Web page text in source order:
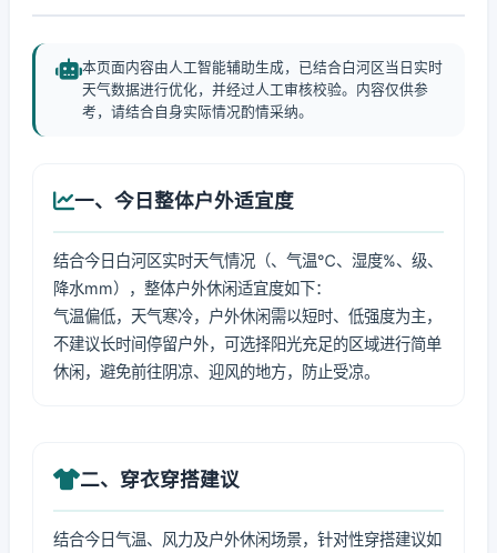
本页面内容由人工智能辅助生成，已结合白河区当日实时
天气数据进行优化，并经过人工审核校验。内容仅供参
考，请结合自身实际情况酌情采纳。
一、今日整体户外适宜度
结合今日白河区实时天气情况（、气温℃、湿度%、级、
降水mm），整体户外休闲适宜度如下：
气温偏低，天气寒冷，户外休闲需以短时、低强度为主，
不建议长时间停留户外，可选择阳光充足的区域进行简单
休闲，避免前往阴凉、迎风的地方，防止受凉。
二、穿衣穿搭建议
结合今日气温、风力及户外休闲场景，针对性穿搭建议如